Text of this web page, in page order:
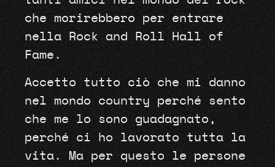
che morirebbero per entrare
nella Rock and Roll Hall of
Fame.
Accetto tutto ciò che mi danno
nel mondo country perché sento
che me lo sono guadagnato,
perché ci ho lavorato tutta la
vita. Ma per questo le persone